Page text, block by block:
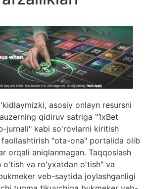
asosiy onlayn resursni
qidiruv satriga "1xBet
jurnali" kabi so'rovlarni kiritish
"ota-ona" portalida olib
orqali aniqlanmagan. Taqqoslash
o'tish va ro'yxatdan o'tish" va
veb-saytida joylashganligi